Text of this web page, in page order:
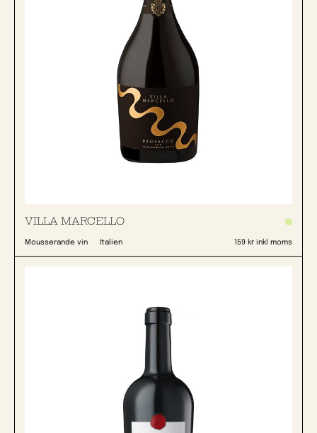
VILLA MARCELLO
Mousserande vin Italien 159 kr inkl moms